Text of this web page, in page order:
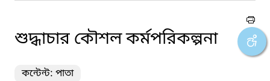
শুদ্ধাচার কৌশল কর্মপরিকল্পনা
কন্টেন্ট: পাতা